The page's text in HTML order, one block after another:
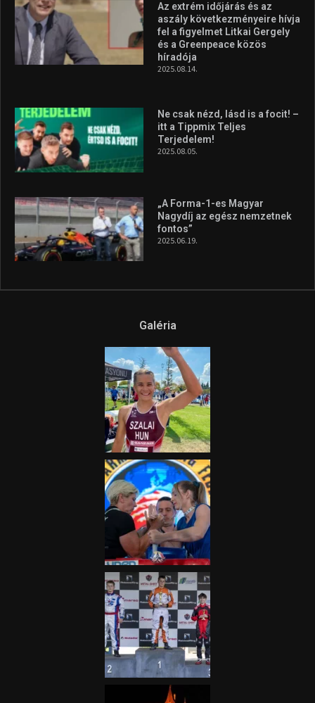
Az extrém időjárás és az
aszály következményeire hívja
fel a figyelmet Litkai Gergely
és a Greenpeace közös
híradója
2025.08.14.
Ne csak nézd, lásd is a focit! –
itt a Tippmix Teljes
Terjedelem!
2025.08.05.
„A Forma-1-es Magyar
Nagydíj az egész nemzetnek
fontos”
2025.06.19.
Galéria